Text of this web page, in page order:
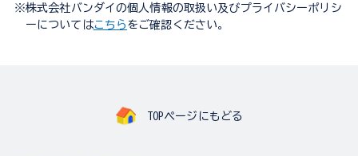
※株式会社バンダイの個人情報の取扱い及びプライバシーポリシ
ーについてはこちら をご確認ください。
TOPページにもどる